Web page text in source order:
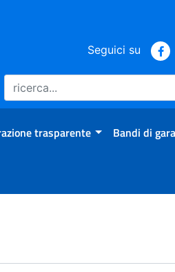
Seguici su
trasparente Bandi di gara